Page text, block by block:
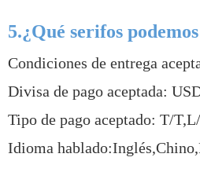
5.¿Qué serifos
Condiciones de entrega
Divisa de pago aceptada:
Tipo de pago aceptado: T/
Idioma